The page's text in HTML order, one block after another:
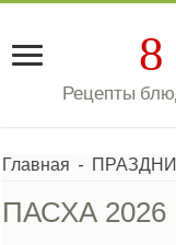
Рецепты
Главная -
ПАСХА 2026